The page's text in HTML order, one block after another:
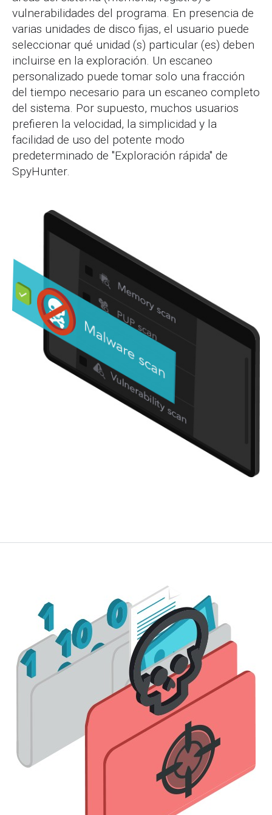
vulnerabilidades del programa. En presencia de
varias unidades de disco fijas, el usuario puede
seleccionar qué unidad (s) particular (es) deben
incluirse en la exploración. Un escaneo
personalizado puede tomar solo una fracción
del tiempo necesario para un escaneo completo
del sistema. Por supuesto, muchos usuarios
prefieren la velocidad, la simplicidad y la
facilidad de uso del potente modo
predeterminado de "Exploración rápida" de
SpyHunter.